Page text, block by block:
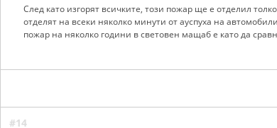
След като изгорят всичките, този пожар ще е отделил
отделят на всеки няколко минути от ауспуха на
пожар на няколко години в световен мащаб е като да
#14